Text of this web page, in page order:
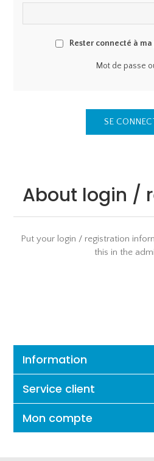
Rester connecté à
Mot de passe
SE
About login /
Put your login / registration
this in the
Information
Service client
Mon compte